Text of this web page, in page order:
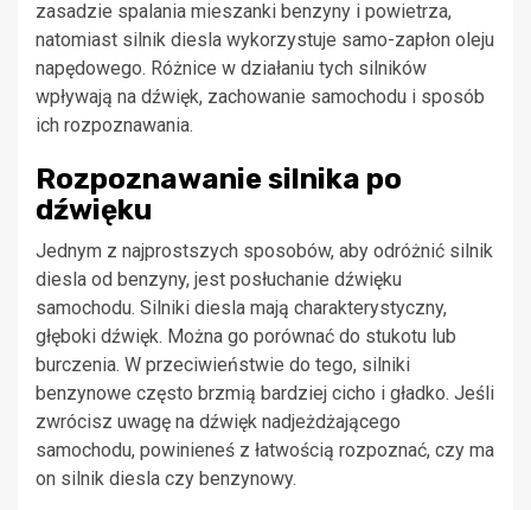
zasadzie spalania mieszanki benzyny i powietrza,
natomiast silnik diesla wykorzystuje samo-zapłon oleju
napędowego. Różnice w działaniu tych silników
wpływają na dźwięk, zachowanie samochodu i sposób
ich rozpoznawania.
Rozpoznawanie silnika po
dźwięku
Jednym z najprostszych sposobów, aby odróżnić silnik
diesla od benzyny, jest posłuchanie dźwięku
samochodu. Silniki diesla mają charakterystyczny,
głęboki dźwięk. Można go porównać do stukotu lub
burczenia. W przeciwieństwie do tego, silniki
benzynowe często brzmią bardziej cicho i gładko. Jeśli
zwrócisz uwagę na dźwięk nadjeżdżającego
samochodu, powinieneś z łatwością rozpoznać, czy ma
on silnik diesla czy benzynowy.